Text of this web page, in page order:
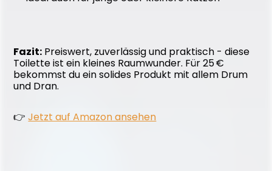
Fazit: Preiswert, zuverlässig und praktisch - diese
Toilette ist ein kleines Raumwunder. Für 25 €
bekommst du ein solides Produkt mit allem Drum
und Dran.
👉 Jetzt auf Amazon ansehen